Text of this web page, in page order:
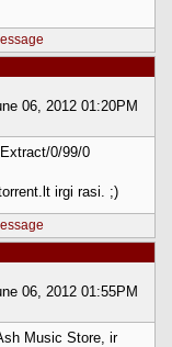
06, 2012 01:20PM
0/99/0
irgi rasi. ;)
06, 2012 01:55PM
Music Store, ir